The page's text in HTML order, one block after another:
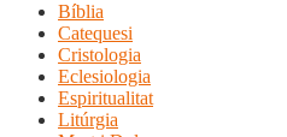
Bíblia
Catequesi
Cristologia
Eclesiologia
Espiritualitat
Litúrgia